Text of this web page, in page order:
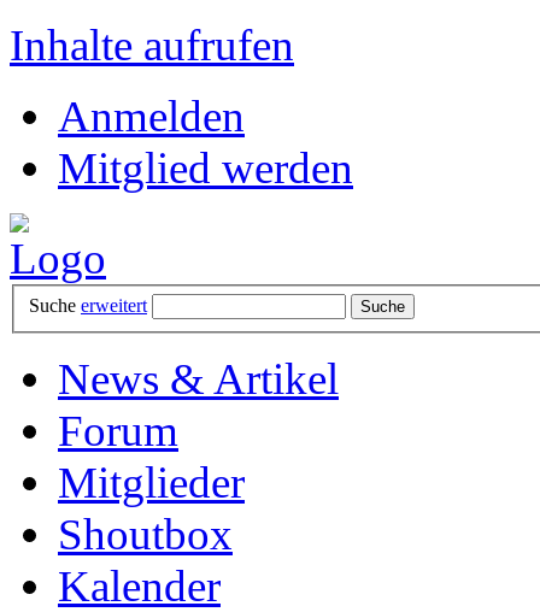
Inhalte aufrufen
Anmelden
Mitglied werden
Suche erweitert
News & Artikel
Forum
Mitglieder
Shoutbox
Kalender